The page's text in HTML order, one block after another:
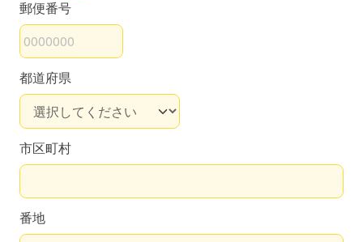
郵便番号
都道府県
市区町村
番地